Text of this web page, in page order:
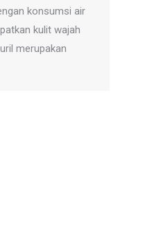
konsumsi air
kulit wajah
merupakan